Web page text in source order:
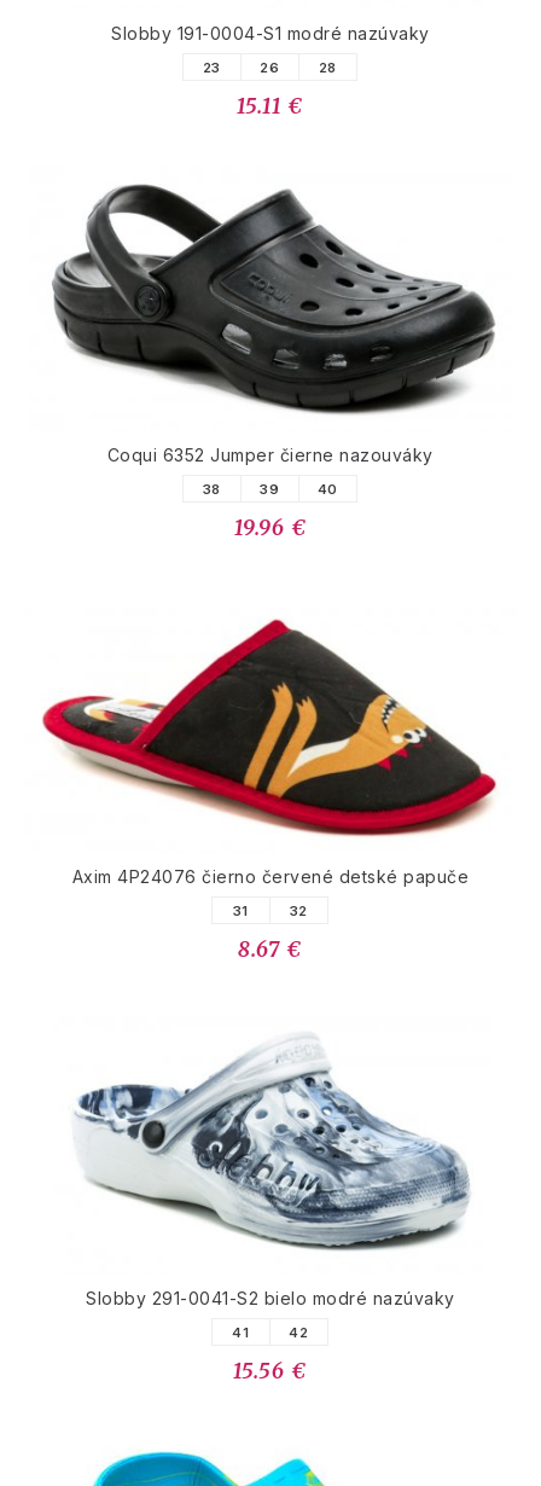
Slobby 191-0004-S1 modré nazúvaky
23 26 28
15.11 €
Coqui 6352 Jumper čierne nazouváky
38 39 40
19.96 €
Axim 4P24076 čierno červené detské papuče
31 32
8.67 €
Slobby 291-0041-S2 bielo modré nazúvaky
41 42
15.56 €